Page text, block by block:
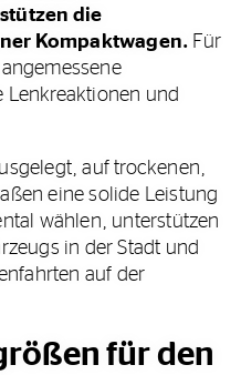
die
Kompaktwagen. Für
und
auf trockenen,
eine solide Leistung
wählen, unterstützen
in der Stadt und
auf der
für den